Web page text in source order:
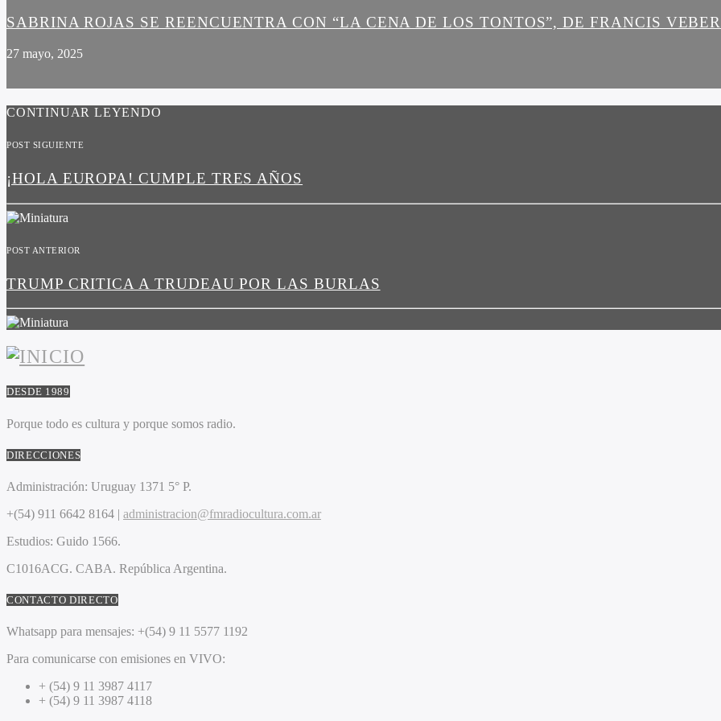
SABRINA ROJAS SE REENCUENTRA CON “LA CENA DE LOS TONTOS”, DE FRANCIS VEBER
27 mayo, 2025
CONTINUAR LEYENDO
POST SIGUIENTE
¡HOLA EUROPA! CUMPLE TRES AÑOS
POST ANTERIOR
TRUMP CRITICA A TRUDEAU POR LAS BURLAS
DESDE 1989
Porque todo es cultura y porque somos radio.
DIRECCIONES
Administración: Uruguay 1371 5° P.
+(54) 911 6642 8164 | administracion@fmradiocultura.com.ar
Estudios: Guido 1566.
C1016ACG. CABA. República Argentina.
CONTACTO DIRECTO
Whatsapp para mensajes: +(54) 9 11 5577 1192
Para comunicarse con emisiones en VIVO:
+ (54) 9 11 3987 4117
+ (54) 9 11 3987 4118